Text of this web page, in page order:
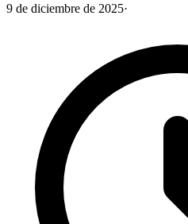
9 de diciembre de 2025·